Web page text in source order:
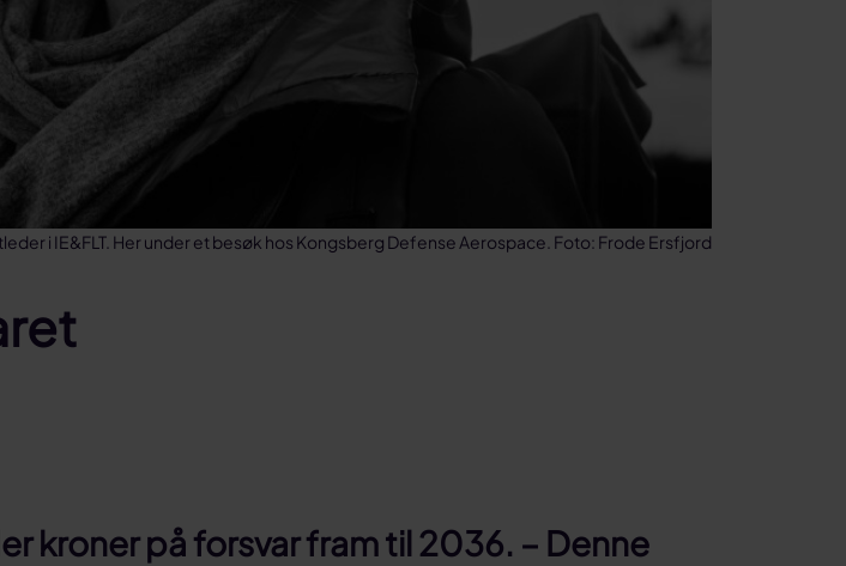
i IE&FLT. Her under et besøk hos Kongsberg Defense Aerospace. Foto: Frode Ersfjord
kroner på forsvar fram til 2036. – Denne